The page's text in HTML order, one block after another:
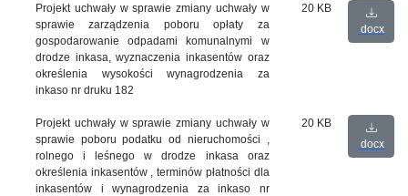
Projekt uchwały w sprawie zmiany uchwały w
sprawie zarządzenia poboru opłaty za
gospodarowanie odpadami komunalnymi w
drodze inkasa, wyznaczenia inkasentów oraz
określenia wysokości wynagrodzenia za
inkaso nr druku 182
20 KB
docx
Projekt uchwały w sprawie zmiany uchwały w
sprawie poboru podatku od nieruchomości ,
rolnego i leśnego w drodze inkasa oraz
określenia inkasentów , terminów płatności dla
inkasentów i wynagrodzenia za inkaso nr
20 KB
docx